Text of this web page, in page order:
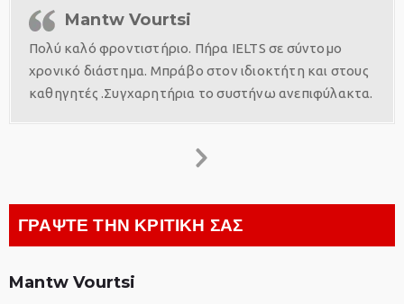
Mantw Vourtsi
Πολύ καλό φροντιστήριο. Πήρα IELTS σε σύντομο
χρονικό διάστημα. Μπράβο στον ιδιοκτήτη και στους
καθηγητές .Συγχαρητήρια το συστήνω ανεπιφύλακτα.
ΓΡΑΨΤΕ ΤΗΝ ΚΡΙΤΙΚΗ ΣΑΣ
Mantw Vourtsi